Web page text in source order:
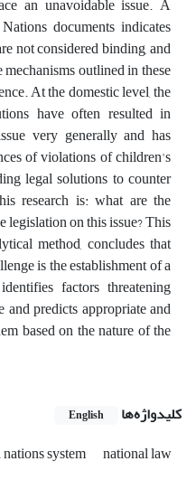
documents indicates
not considered binding, and
outlined in these
At the domestic level, the
have often resulted in
very generally and has
of violations of children's
legal solutions to counter
research is: what are the
on this issue? This
method, concludes that
is the establishment of a
factors threatening
predicts appropriate and
based on the nature of the
کلیدواژه‌ها English
system
‎national law